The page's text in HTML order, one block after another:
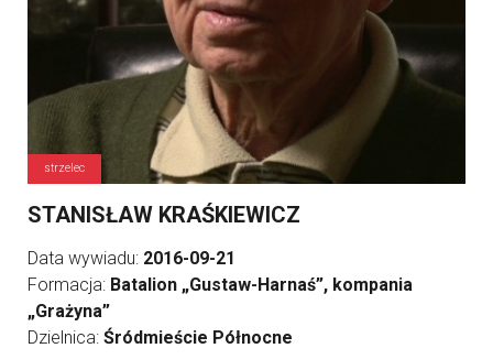
strzelec
STANISŁAW KRAŚKIEWICZ
Data wywiadu: 2016-09-21
Formacja: Batalion „Gustaw-Harnaś”, kompania
„Grażyna”
Dzielnica: Śródmieście Północne